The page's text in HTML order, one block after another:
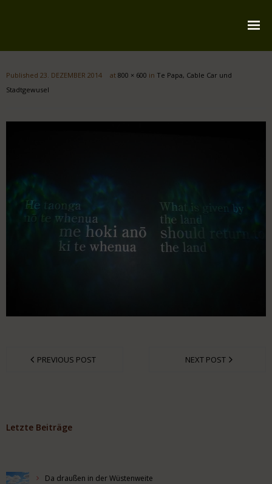
Über mich
Impressum
Datenschutz
Published 23. DEZEMBER 2014 at 800 × 600 in Te Papa, Cable Car und
Stadtgewusel
PREVIOUS POST NEXT POST
Letzte Beiträge
Da draußen in der Wüstenweite